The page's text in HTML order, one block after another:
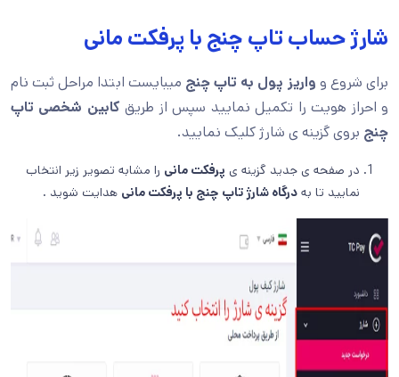
شارژ حساب تاپ چنج با پرفکت مانی
برای شروع و واریز پول به تاپ چنج میبایست ابتدا مراحل ثبت نام
و احراز هویت را تکمیل نمایید سپس از طریق کابین شخصی تاپ
چنج بروی گزینه ی شارژ کلیک نمایید.
در صفحه ی جدید گزینه ی پرفکت مانی را مشابه تصویر زیر انتخاب
نمایید تا به درگاه شارژ تاپ چنج با پرفکت مانی هدایت شوید .